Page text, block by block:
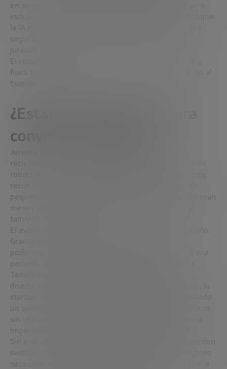
en asistencia social, el cuidado de personas mayores o
seguirán representando a personas ante jueces y
El resumen es claro: cuanto más humana, relacional y
física es una profesión, más probable es que sobreviva al
tsunami tecnológico.
¿Estamos preparados para
convivir con robots?
Jeremy Kahn retoma el foro que organizamos
recientemente sobre
robots diseñados para
recordándoles tomar su medicación, ayudándoles en
pequeñas tareas y, sobre todo, haciendo que se sintieran
menos solas. La experiencia, aunque prometedora,
también le genera dudas.
El avance de la IA física ha sido notable en el último año.
Gracias a los grandes modelos de lenguaje, ahora
podemos comunicarnos con un robot como si fuera una
persona, sin necesidad de programarlo línea a línea.
También están surgiendo modelos fundacionales
diseñados específicamente para robots. Por ejemplo, la
startup californiana
sin importar su fabricante, lo que hasta hace poco era
Sin embargo, Kahn pone límites. Estos robots no pueden
sustituir el cuidado físico que muchas personas mayores
necesitan: no ayudan a levantarse de la cama ni a salir a